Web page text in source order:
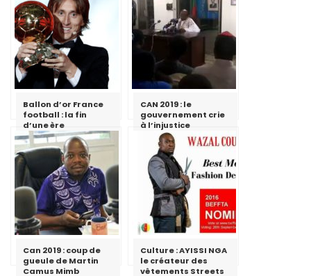
Ballon d’or France
football : la fin
d’une ère
CAN 2019 : le
gouvernement crie
à l’injustice
Can 2019 : coup de
gueule de Martin
Camus Mimb
Culture : AYISSI NGA
le créateur des
vêtements Streets